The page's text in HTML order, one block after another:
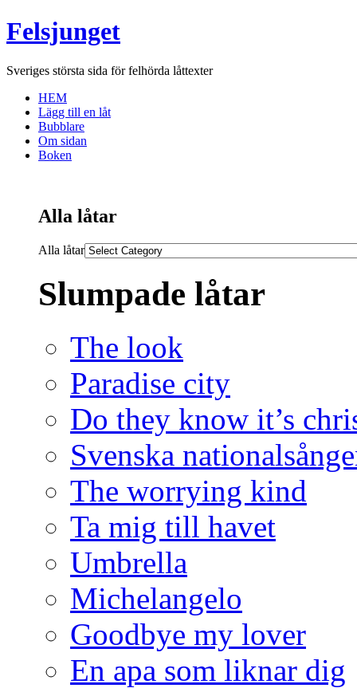
Felsjunget
Sveriges största sida för felhörda låttexter
HEM
Lägg till en låt
Bubblare
Om sidan
Boken
Alla låtar
Alla låtar
Slumpade låtar
The look
Paradise city
Do they know it’s
Svenska
The worrying kind
Ta mig till havet
Umbrella
Michelangelo
Goodbye my lover
En apa som liknar dig